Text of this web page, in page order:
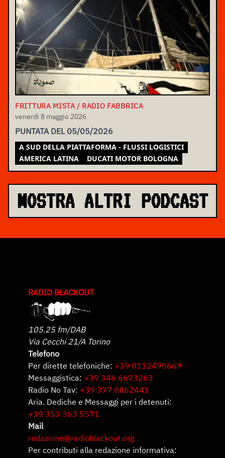
FRITTURA MISTA / RADIO FABBRICA
venerdì 8 maggio 2026
PUNTATA DEL 05/05/2026
A SUD DELLA PIATTAFORMA - FLUSSI LOGISTICI
AMERICA LATINA
DUCATI MOTOR BOLOGNA
MOSTRA ALTRI PODCAST
RADIO BLACKOUT
105.25 fm/DAB
Via Cecchi 21/A Torino
Telefono
Per dirette telefoniche: +39 0112495669
Messaggistica: +39 346 6673263
Radio No Tav: +39 377 0862441
Aria. Dediche e Messaggi per i detenuti:
+39 353 363 5571
Mail
redazione@radioblackout.org
Per contributi alla redazione informativa: